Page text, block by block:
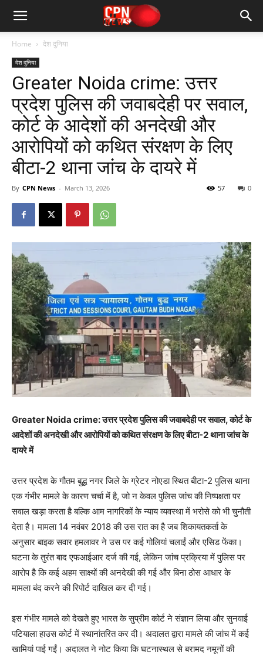
Home देश दुनिया
देश दुनिया
Greater Noida crime: उत्तर
प्रदेश पुलिस की जवाबदेही पर सवाल,
कोर्ट के आदेशों की अनदेखी और
आरोपियों को कथित संरक्षण के लिए
बीटा-2 थाना जांच के दायरे में
By CPN News - March 13, 2026 0
57
Greater Noida crime: उत्तर प्रदेश पुलिस की जवाबदेही पर सवाल, कोर्ट के
आदेशों की अनदेखी और आरोपियों को कथित संरक्षण के लिए बीटा-2 थाना जांच के
दायरे में
उत्तर प्रदेश के गौतम बुद्ध नगर जिले के ग्रेटर नोएडा स्थित बीटा-2 पुलिस थाना
एक गंभीर मामले के कारण चर्चा में है, जो न केवल पुलिस जांच की निष्पक्षता पर
सवाल खड़ा करता है बल्कि आम नागरिकों के न्याय व्यवस्था में भरोसे को भी चुनौती
देता है। मामला 14 नवंबर 2018 की उस रात का है जब शिकायतकर्ता के
अनुसार बाइक सवार हमलावर ने उस पर कई गोलियां चलाईं और एसिड फेंका।
घटना के तुरंत बाद एफआईआर दर्ज की गई, लेकिन जांच प्रक्रिया में पुलिस पर
आरोप है कि कई अहम साक्ष्यों की अनदेखी की गई और बिना ठोस आधार के
मामला बंद करने की रिपोर्ट दाखिल कर दी गई।
इस गंभीर मामले को देखते हुए भारत के सुप्रीम कोर्ट ने संज्ञान लिया और सुनवाई
पटियाला हाउस कोर्ट में स्थानांतरित कर दी। अदालत द्वारा मामले की जांच में कई
खामियां पाई गईं। अदालत ने नोट किया कि घटनास्थल से बरामद नमूनों की